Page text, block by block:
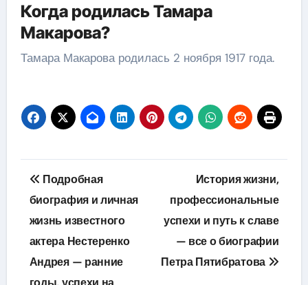
Когда родилась Тамара
Макарова?
Тамара Макарова родилась 2 ноября 1917 года.
Навигация
по
записям
Подробная
биография и личная
жизнь известного
актера Нестеренко
Андрея — ранние
История жизни,
профессиональные
успехи и путь к славе
— все о биографии
Петра Пятибратова